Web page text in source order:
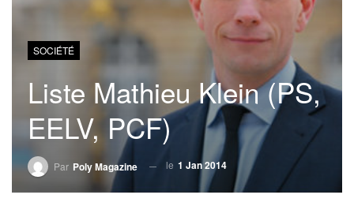
SOCIÉTÉ
Liste Mathieu Klein (PS,
EELV, PCF)
Par Poly Magazine le 1 Jan 2014